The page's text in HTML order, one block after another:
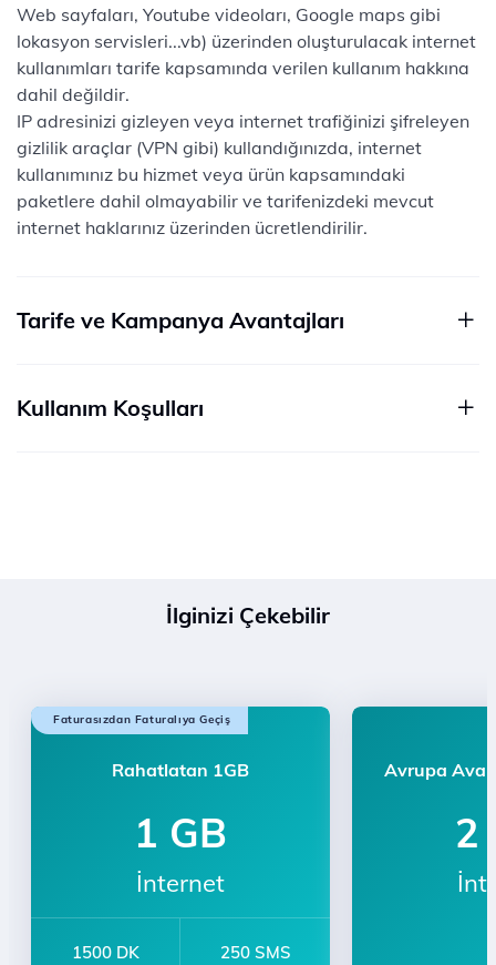
Web sayfaları, Youtube videoları, Google maps gibi
lokasyon servisleri...vb) üzerinden oluşturulacak internet
kullanımları tarife kapsamında verilen kullanım hakkına
dahil değildir.
IP adresinizi gizleyen veya internet trafiğinizi şifreleyen
gizlilik araçlar (VPN gibi) kullandığınızda, internet
kullanımınız bu hizmet veya ürün kapsamındaki
paketlere dahil olmayabilir ve tarifenizdeki mevcut
internet haklarınız üzerinden ücretlendirilir.
Tarife ve Kampanya Avantajları
Kullanım Koşulları
İlginizi Çekebilir
Faturasızdan Faturalıya Geçiş
Rahatlatan 1GB
1 GB
İnternet
1500 DK 250 SMS
Avrupa
2